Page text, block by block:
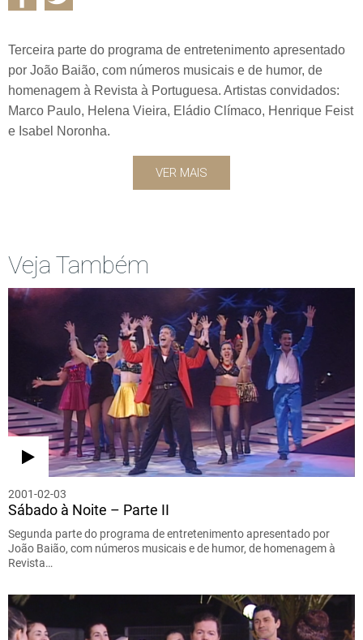
Terceira parte do programa de entretenimento apresentado
por João Baião, com números musicais e de humor, de
homenagem à Revista à Portuguesa. Artistas convidados:
Marco Paulo, Helena Vieira, Eládio Clímaco, Henrique Feist
e Isabel Noronha.
VER MAIS
Veja Também
2001-02-03
Sábado à Noite – Parte II
Segunda parte do programa de entretenimento apresentado por
João Baião, com números musicais e de humor, de homenagem à
Revista…